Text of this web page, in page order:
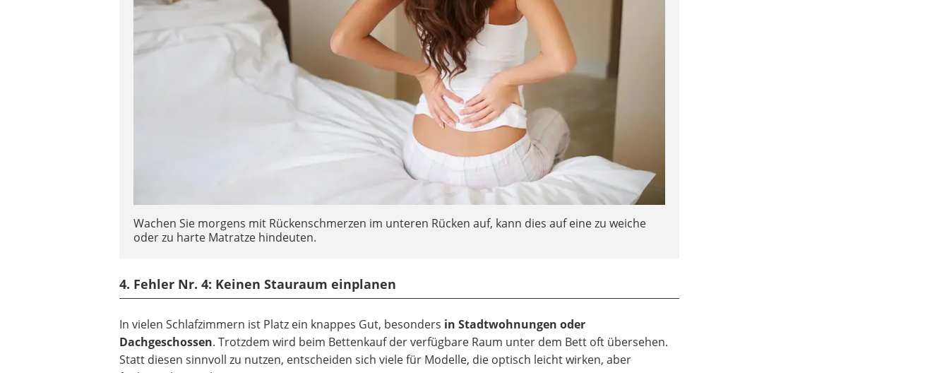
Wachen Sie morgens mit Rückenschmerzen im unteren Rücken auf, kann dies auf eine zu weiche
oder zu harte Matratze hindeuten.
4. Fehler Nr. 4: Keinen Stauraum einplanen
In vielen Schlafzimmern ist Platz ein knappes Gut, besonders in Stadtwohnungen oder
Dachgeschossen. Trotzdem wird beim Bettenkauf der verfügbare Raum unter dem Bett oft übersehen.
Statt diesen sinnvoll zu nutzen, entscheiden sich viele für Modelle, die optisch leicht wirken, aber